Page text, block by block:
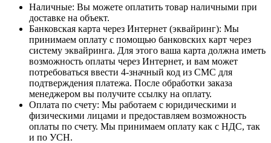
Наличные: Вы можете оплатить товар наличными при
доставке на объект.
Банковская карта через Интернет (эквайринг): Мы
принимаем оплату с помощью банковских карт через
систему эквайринга. Для этого ваша карта должна иметь
возможность оплаты через Интернет, и вам может
потребоваться ввести 4-значный код из СМС для
подтверждения платежа. После обработки заказа
менеджером вы получите ссылку на оплату.
Оплата по счету: Мы работаем с юридическими и
физическими лицами и предоставляем возможность
оплаты по счету. Мы принимаем оплату как с НДС, так
и по УСН.